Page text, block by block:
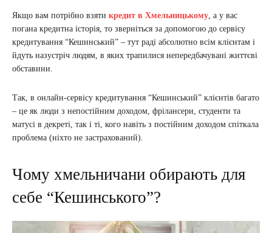
Якщо вам потрібно взяти кредит в Хмельницькому , а у вас
погана кредитна історія, то зверніться за допомогою до сервісу
кредитування “Кешинський” – тут раді абсолютно всім клієнтам і
йдуть назустріч людям, в яких трапилися непередбачувані життєві
обставини.
Так, в онлайн-сервісу кредитування “Кешинський” клієнтів багато
– це як люди з непостійним доходом, фрілансери, студенти та
матусі в декреті, так і ті, кого навіть з постійним доходом спіткала
проблема (ніхто не застрахований).
Чому хмельничани обирають для
себе “Кешинського”?